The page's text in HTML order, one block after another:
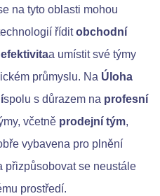
na tyto oblasti mohou
říditobchodní
a umístit své týmy
průmyslu. Na Úloha
spolu s důrazem na profesní
včetně prodejní tým,
vybavena pro plnění
přizpůsobovat se neustále
prostředí.